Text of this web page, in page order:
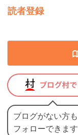
読者登録
ブログがない方も
フォローできます